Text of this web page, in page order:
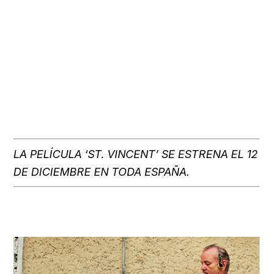
LA PELÍCULA ‘ST. VINCENT’ SE ESTRENA EL 12
DE DICIEMBRE EN TODA ESPAÑA.